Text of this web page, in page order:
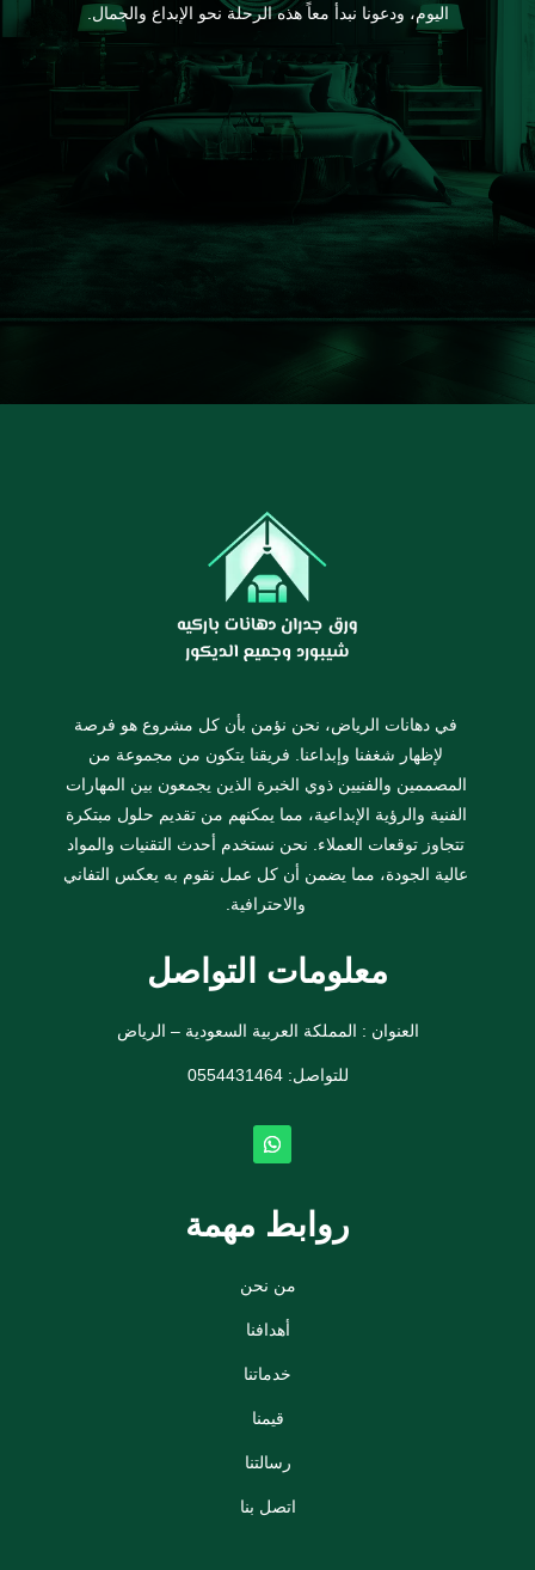
اليوم، ودعونا نبدأ معاً هذه الرحلة نحو الإبداع والجمال.
في دهانات الرياض، نحن نؤمن بأن كل مشروع هو فرصة
لإظهار شغفنا وإبداعنا. فريقنا يتكون من مجموعة من
المصممين والفنيين ذوي الخبرة الذين يجمعون بين المهارات
الفنية والرؤية الإبداعية، مما يمكنهم من تقديم حلول مبتكرة
تتجاوز توقعات العملاء. نحن نستخدم أحدث التقنيات والمواد
عالية الجودة، مما يضمن أن كل عمل نقوم به يعكس التفاني
والاحترافية.
معلومات التواصل
العنوان : المملكة العربية السعودية – الرياض
للتواصل: ⁦0554431464
روابط مهمة
من نحن
أهدافنا
خدماتنا
قيمنا
رسالتنا
اتصل بنا